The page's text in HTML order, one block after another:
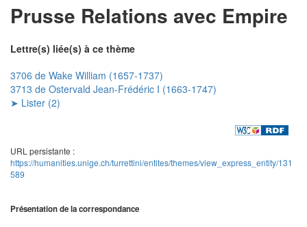
Prusse Relations avec Empire
Lettre(s) liée(s) à ce thème
3706 de Wake William (1657-1737)
3713 de Ostervald Jean-Frédéric I (1663-1747)
➤ Lister (2)
URL persistante :
https://humanities.unige.ch/turrettini/entites/themes/view_express_entity/131
589
Présentation de la correspondance